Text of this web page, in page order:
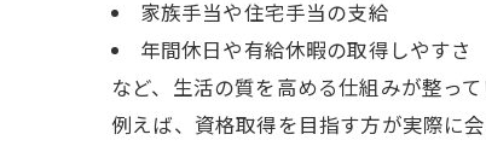
家族手当や住宅手当の支給
年間休日や有給休暇の取得しやすさ
など、生活の質を高める仕組みが整って
例えば、資格取得を目指す方が実際に